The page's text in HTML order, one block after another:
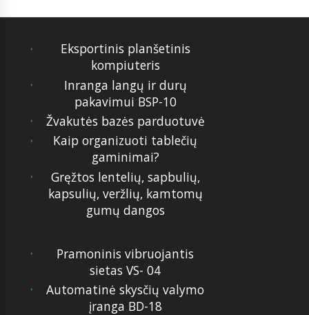
Eksportinis planšetinis
kompiuteris
Inranga langų ir durų
pakavimui BSP-10
Žvakutės bazės parduotuvė
Kaip organizuoti tablečių
gaminimai?
Gręžtos lentelių, sapbulių,
kapsulių, veržlių, kamtomų
gumų dangos
Pramoninis vibruojantis
sietas VS- 04
Automatinė skysčių valymo
įranga BD-18